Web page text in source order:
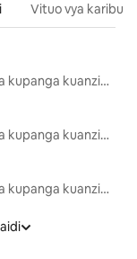
Vituo vya karibu
Nyumba za kupanga kuanzia mwezi mmoja
Nyumba za kupanga kuanzia mwezi mmoja
Nyumba za kupanga kuanzia mwezi mmoja